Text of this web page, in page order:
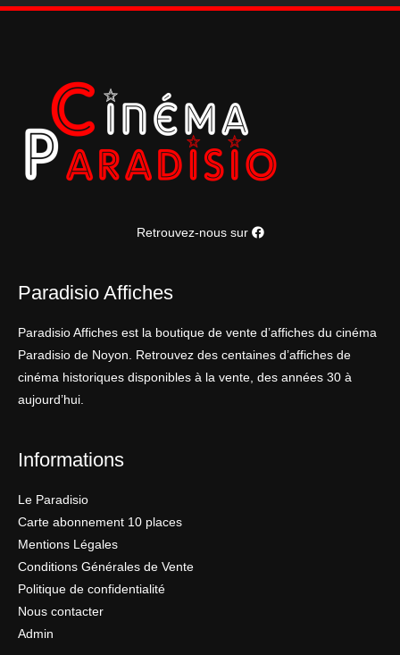
Retrouvez-nous sur
Paradisio Affiches
Paradisio Affiches est la boutique de vente d’affiches du cinéma
Paradisio de Noyon. Retrouvez des centaines d’affiches de
cinéma historiques disponibles à la vente, des années 30 à
aujourd’hui.
Informations
Le Paradisio
Carte abonnement 10 places
Mentions Légales
Conditions Générales de Vente
Politique de confidentialité
Nous contacter
Admin